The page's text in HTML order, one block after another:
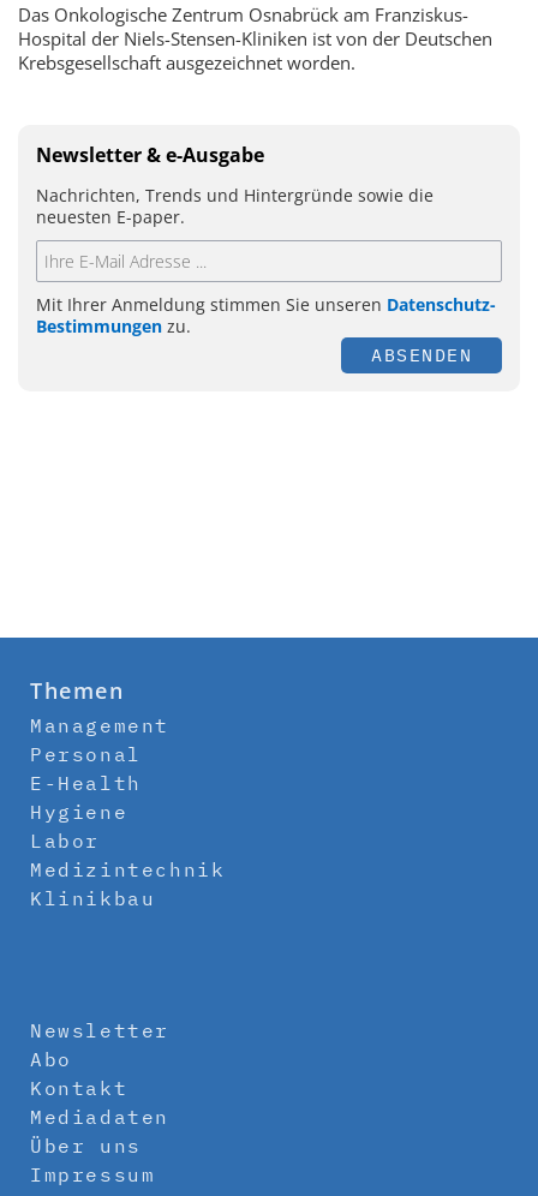
Das Onkologische Zentrum Osnabrück am Franziskus-
Hospital der Niels-Stensen-Kliniken ist von der Deutschen
Krebsgesellschaft ausgezeichnet worden.
Newsletter & e-Ausgabe
Nachrichten, Trends und Hintergründe sowie die
neuesten E-paper.
Mit Ihrer Anmeldung stimmen Sie unseren Datenschutz-
Bestimmungen zu.
ABSENDEN
Themen
Management
Personal
E-Health
Hygiene
Labor
Medizintechnik
Klinikbau
Newsletter
Abo
Kontakt
Mediadaten
Über uns
Impressum